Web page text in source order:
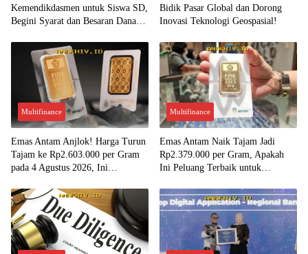
Kemendikdasmen untuk Siswa SD,
Begini Syarat dan Besaran Dana
Bidik Pasar Global dan Dorong
Inovasi Teknologi Geospasial!
Multifinance
Emas Antam Anjlok! Harga Turun
Tajam ke Rp2.603.000 per Gram
pada 4 Agustus 2026, Ini
Multifinance
Emas Antam Naik Tajam Jadi
Rp2.379.000 per Gram, Apakah
Ini Peluang Terbaik untuk